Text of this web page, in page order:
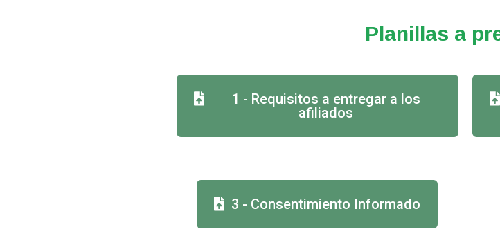
Planillas a
1 - Requisitos a entregar a los
afiliados
3 - Consentimiento Informado